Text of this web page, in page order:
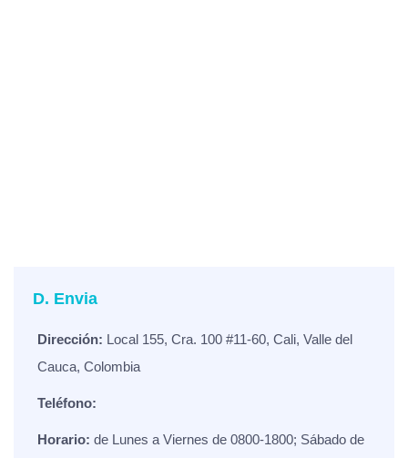
D. Envia
Dirección: Local 155, Cra. 100 #11-60, Cali, Valle del
Cauca, Colombia
Teléfono:
Horario: de Lunes a Viernes de 0800-1800; Sábado de